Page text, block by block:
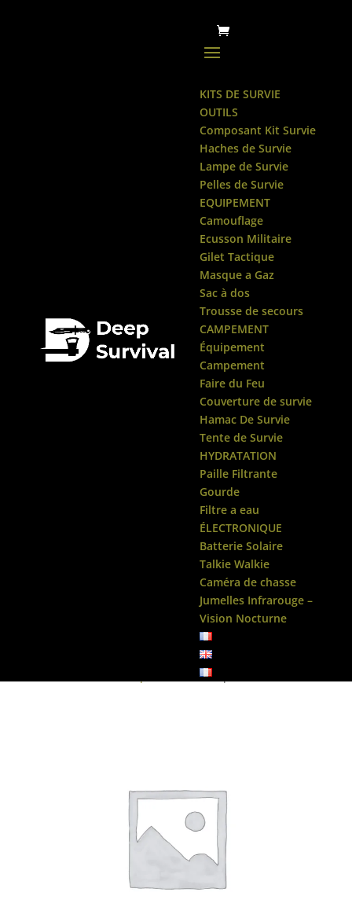
KITS DE SURVIE
OUTILS
Composant Kit Survie
Haches de Survie
Lampe de Survie
Pelles de Survie
EQUIPEMENT
Camouflage
Ecusson Militaire
Gilet Tactique
Masque a Gaz
Sac à dos
Trousse de secours
CAMPEMENT
Équipement
Campement
Faire du Feu
Couverture de survie
Hamac De Survie
Tente de Survie
HYDRATATION
Paille Filtrante
Gourde
Filtre a eau
ÉLECTRONIQUE
Batterie Solaire
Talkie Walkie
Caméra de chasse
Jumelles Infrarouge –
Vision Nocturne
/ Gilet Tactique Vert Molle